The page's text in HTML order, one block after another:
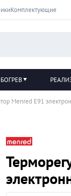
Комплектующие
Menred E91